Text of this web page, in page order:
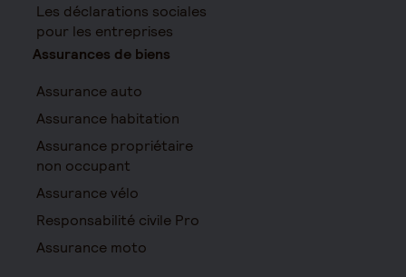
Les déclarations sociales
pour les entreprises
Assurances de biens
Assurance auto
Assurance habitation
Assurance propriétaire
non occupant
Assurance vélo
Responsabilité civile Pro
Assurance moto